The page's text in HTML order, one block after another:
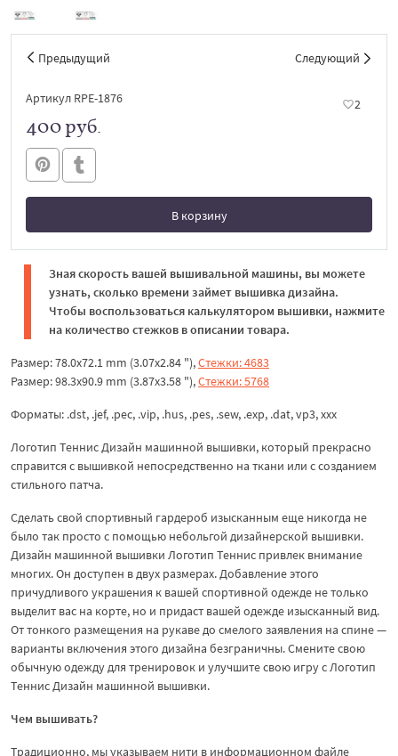
Предыдущий Следующий
Артикул RPE-1876 2
400 руб.
В корзину
В корзине
Зная скорость вашей вышивальной машины, вы можете
узнать, сколько времени займет вышивка дизайна.
Чтобы воспользоваться калькулятором вышивки, нажмите
на количество стежков в описании товара.
Размер: 78.0x72.1 mm (3.07x2.84 "),Стежки: 4683
Размер: 98.3x90.9 mm (3.87x3.58 "),Стежки: 5768
Форматы: .dst, .jef, .pec, .vip, .hus, .pes, .sew, .exp, .dat, vp3, xxx
Логотип Теннис Дизайн машинной вышивки, который прекрасно
справится с вышивкой непосредственно на ткани или с созданием
стильного патча.
Сделать свой спортивный гардероб изысканным еще никогда не
было так просто с помощью небольгой дизайнерской вышивки.
Дизайн машинной вышивки Логотип Теннис привлек внимание
многих. Он доступен в двух размерах. Добавление этого
причудливого украшения к вашей спортивной одежде не только
выделит вас на корте, но и придаст вашей одежде изысканный вид.
От тонкого размещения на рукаве до смелого заявления на спине —
варианты включения этого дизайна безграничны. Смените свою
обычную одежду для тренировок и улучшите свою игру с Логотип
Теннис Дизайн машинной вышивки.
Чем вышивать?
Традиционно, мы указываем нити в информационном файле